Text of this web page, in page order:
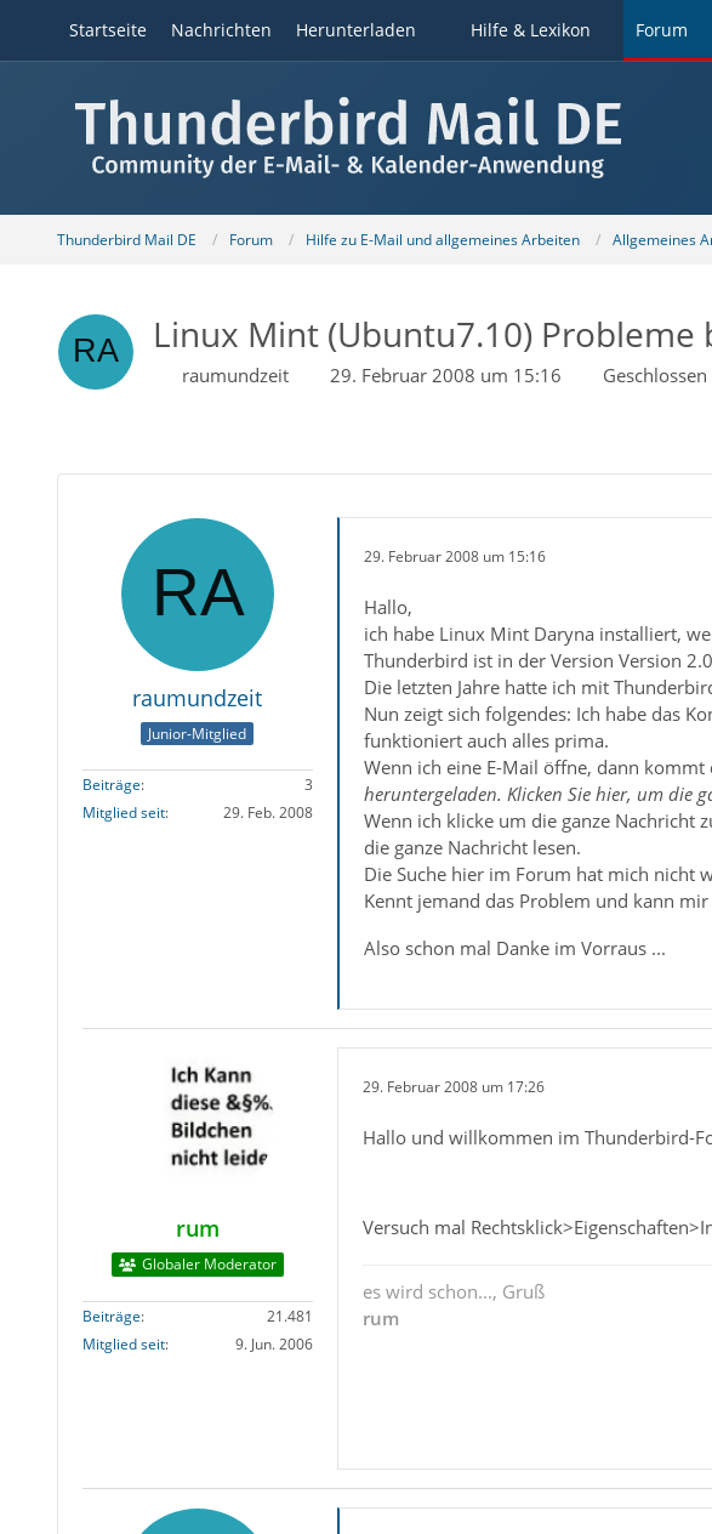
Startseite Nachrichten Herunterladen Hilfe & Lexikon Forum
Thunderbird Mail DE Forum Hilfe zu E-Mail und allgemeines Arbeiten Allgemeines
Linux Mint (Ubuntu7.10)
raumundzeit 29. Februar 2008 um 15:16 Geschlossen
raumundzeit
Junior-Mitglied
Beiträge
3
Mitglied seit
29. Feb. 2008
29. Februar 2008 um 15:16
Hallo,
ich habe Linux Mint Daryna installiert,
Thunderbird ist in der Version Version
Die letzten Jahre hatte ich mit
Nun zeigt sich folgendes: Ich habe das
funktioniert auch alles prima.
Wenn ich eine E-Mail öffne, dann kommt
heruntergeladen. Klicken Sie hier, um die
Wenn ich klicke um die ganze Nachricht
die ganze Nachricht lesen.
Die Suche hier im Forum hat mich nicht
Kennt jemand das Problem und kann
Also schon mal Danke im Vorraus ...
rum
Globaler Moderator
Beiträge
21.481
Mitglied seit
9. Jun. 2006
29. Februar 2008 um 17:26
Hallo und willkommen im Thunderbird-
Versuch mal
es wird schon..., Gruß
rum